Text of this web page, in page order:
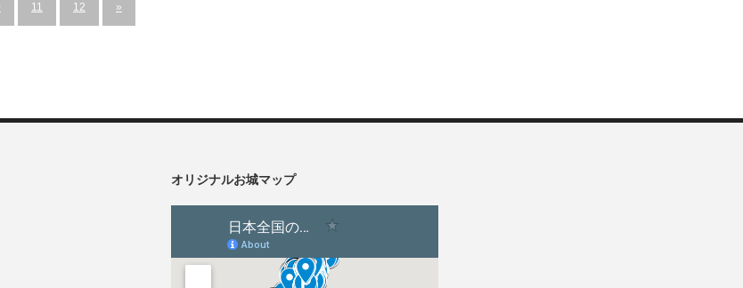
11 12 »
オリジナルお城マップ